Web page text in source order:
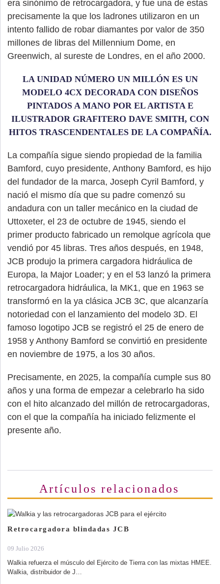
era sinónimo de retrocargadora, y fue una de estas
precisamente la que los ladrones utilizaron en un
intento fallido de robar diamantes por valor de 350
millones de libras del Millennium Dome, en
Greenwich, al sureste de Londres, en el año 2000.
LA UNIDAD NÚMERO UN MILLÓN ES UN
MODELO 4CX DECORADA CON DISEÑOS
PINTADOS A MANO POR EL ARTISTA E
ILUSTRADOR GRAFITERO DAVE SMITH, CON
HITOS TRASCENDENTALES DE LA COMPAÑÍA.
La compañía sigue siendo propiedad de la familia
Bamford, cuyo presidente, Anthony Bamford, es hijo
del fundador de la marca, Joseph Cyril Bamford, y
nació el mismo día que su padre comenzó su
andadura con un taller mecánico en la ciudad de
Uttoxeter, el 23 de octubre de 1945, siendo el
primer producto fabricado un remolque agrícola que
vendió por 45 libras. Tres años después, en 1948,
JCB produjo la primera cargadora hidráulica de
Europa, la Major Loader; y en el 53 lanzó la primera
retrocargadora hidráulica, la MK1, que en 1963 se
transformó en la ya clásica JCB 3C, que alcanzaría
notoriedad con el lanzamiento del modelo 3D. El
famoso logotipo JCB se registró el 25 de enero de
1958 y Anthony Bamford se convirtió en presidente
en noviembre de 1975, a los 30 años.
Precisamente, en 2025, la compañía cumple sus 80
años y una forma de empezar a celebrarlo ha sido
con el hito alcanzado del millón de retrocargadoras,
con el que la compañía ha iniciado felizmente el
presente año.
Artículos relacionados
Retrocargadora blindadas JCB
09 Julio 2026
Walkia refuerza el músculo del Ejército de Tierra con las mixtas HMEE.
Walkia, distribuidor de J…